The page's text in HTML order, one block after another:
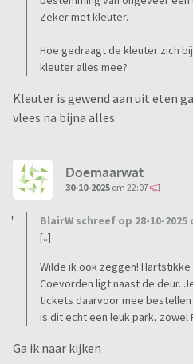
Zeker met kleuter.
Hoe gedraagt de kleuter zich
kleuter alles mee?
Kleuter is gewend aan uit eten
vlees na bijna alles.
Doemaarwat
30-10-2025 om 22:07
BlairW schreef op 28-10-2025
[..]
Wilde ik ook zeggen!
Coevorden ligt naast de deur.
tickets daarvoor mee
is dit echt een leuk park, zowel
Ga ik naar kijken